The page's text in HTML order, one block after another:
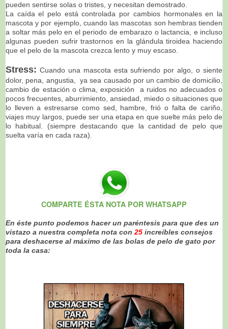
pueden sentirse solas o tristes, y necesitan demostrado.
La caída el pelo está controlada por cambios hormonales en la
mascota y por ejemplo, cuando las mascotas son hembras tienden
a soltar más pelo en el periodo de embarazo o lactancia, e incluso
algunas pueden sufrir trastornos en la glándula tiroidea haciendo
que el pelo de la mascota crezca lento y muy escaso.
Stress: Cuando una mascota esta sufriendo por algo, o siente
dolor, pena, angustia, ya sea causado por un cambio de domicilio,
cambio de estación o clima, exposición a ruidos no adecuados o
pocos frecuentes, aburrimiento, ansiedad, miedo o situaciones que
lo lleven a estresarse como sed, hambre, frió o falta de cariño,
viajes muy largos, puede ser una etapa en que suelte más pelo de
lo habitual. (siempre destacando que la cantidad de pelo que
suelta varía en cada raza).
COMPARTE ÉSTA NOTA POR WHATSAPP
En éste punto podemos hacer un paréntesis para que des un
vistazo a nuestra completa nota con25 increíbles consejos
para deshacerse al máximo de las bolas de pelo de gato por
toda la casa: